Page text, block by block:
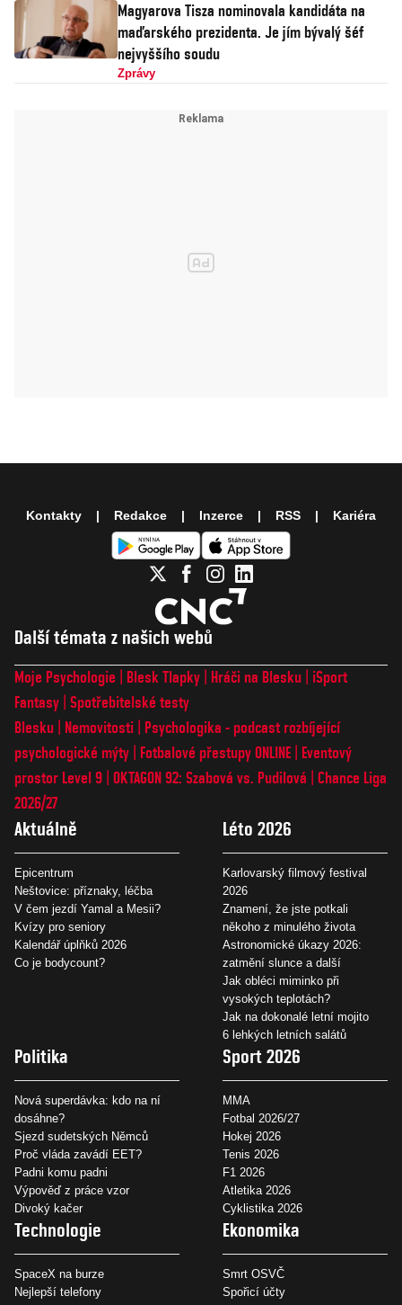
Magyarova Tisza nominovala kandidáta na
maďarského prezidenta. Je jím bývalý šéf
nejvyššího soudu
Zprávy
Další témata z našich webů
Moje Psychologie Blesk Tlapky Hráči na Blesku
iSport
Fantasy Spotřebitelské testy
Blesku
Nemovitosti
Psychologika - podcast rozbíjející
psychologické mýty
Fotbalové přestupy ONLINE
Eventový
prostor Level 9 OKTAGON 92: Szabová vs. Pudilová
Chance Liga
2026/27
Aktuálně
Epicentrum
Neštovice: příznaky, léčba
V čem jezdí Yamal a Mesii?
Kvízy pro seniory
Kalendář úplňků 2026
Co je bodycount?
Léto 2026
Karlovarský filmový festival
2026
Znamení, že jste potkali
někoho z minulého života
Astronomické úkazy 2026:
zatmění slunce a další
Jak obléci miminko při
vysokých teplotách?
Jak na dokonalé letní mojito
6 lehkých letních salátů
Politika
Nová superdávka: kdo na ní
dosáhne?
Sjezd sudetských Němců
Proč vláda zavádí EET?
Padni komu padni
Výpověď z práce vzor
Divoký kačer
Sport 2026
MMA
Fotbal 2026/27
Hokej 2026
Tenis 2026
F1 2026
Atletika 2026
Cyklistika 2026
Technologie
SpaceX na burze
Nejlepší telefony
Ekonomika
Smrt OSVČ
Spořicí účty
Kontakty Redakce Inzerce RSS Kariéra